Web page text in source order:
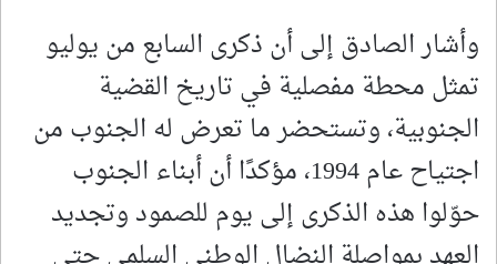
وأشار الصادق إلى أن ذكرى السابع من يوليو
تمثل محطة مفصلية في تاريخ القضية
الجنوبية، وتستحضر ما تعرض له الجنوب من
اجتياح عام 1994، مؤكدًا أن أبناء الجنوب
حوّلوا هذه الذكرى إلى يوم للصمود وتجديد